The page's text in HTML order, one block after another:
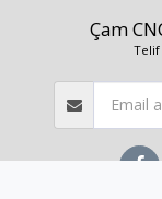
Çam
Telif